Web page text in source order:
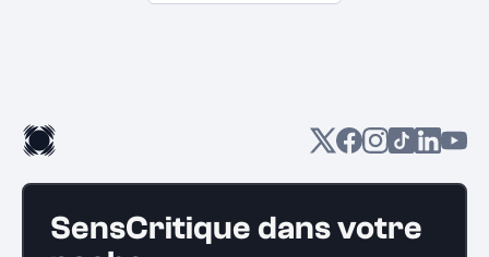
SensCritique dans votre